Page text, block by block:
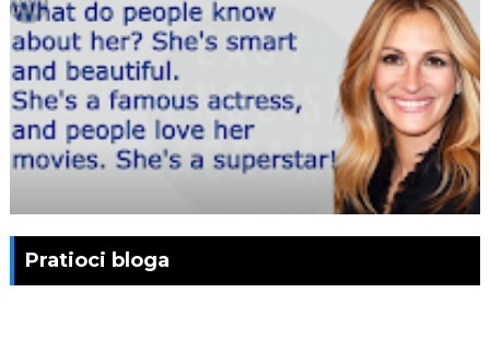
Pratioci bloga